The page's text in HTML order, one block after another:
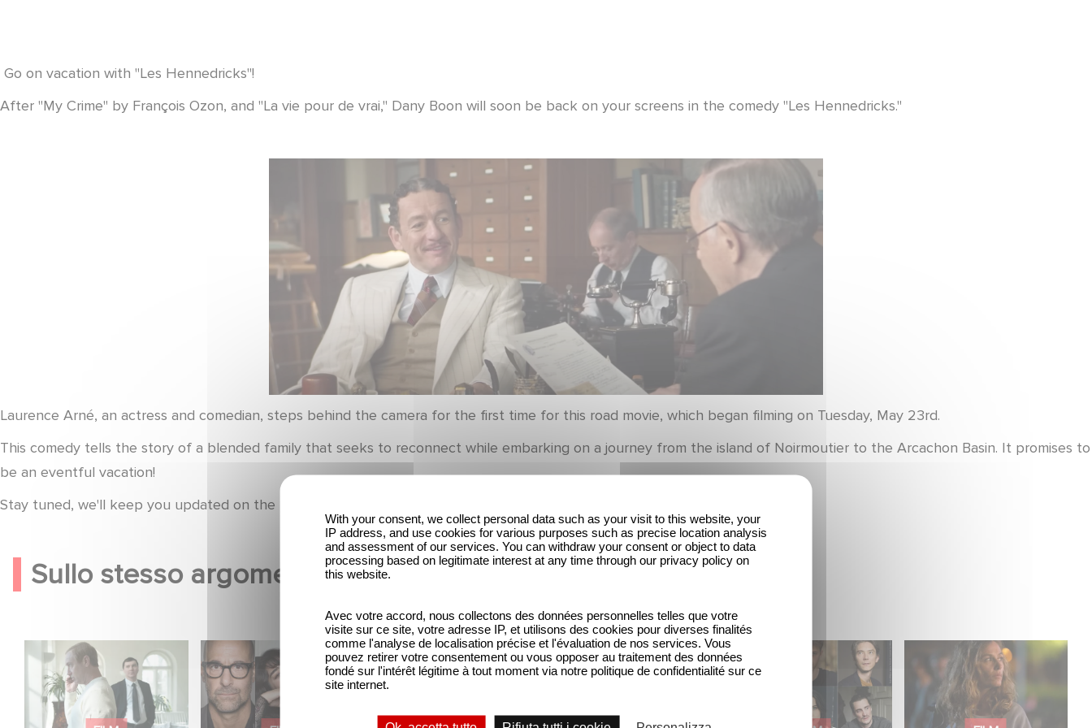
Go on vacation with "Les Hennedricks"!
After "My Crime" by François Ozon, and "La vie pour de vrai," Dany Boon will soon be back on your screens in the comedy "Les Hennedricks."
Laurence Arné, an actress and comedian, steps behind the camera for the first time for this road movie, which began filming on Tuesday, May 23rd.
This comedy tells the story of a blended family that seeks to reconnect while embarking on a journey from the island of Noirmoutier to the Arcachon Basin. It promises to
be an eventful vacation!
Stay tuned, we'll keep you updated on the progress of the filming with the hashtag #LesHennedtricks!
Sullo stesso argomento
Between power,
secrets, and
manipulation, discover
Le riprese di
Masterplan sono
ufficialmente iniziate in
Due film Gaumont in
concorso ufficiale alla
Voice Cast Revealed
for High in the Clouds
Gaumont boards
François Ozon’s
feature adaptation of
The Residence di Yann
Gozlan: selezionato
fuori concorso a
With your consent, we collect personal data such as your visit to this website, your
IP address, and use cookies for various purposes such as precise location analysis
and assessment of our services. You can withdraw your consent or object to data
processing based on legitimate interest at any time through our privacy policy on
this website.
Avec votre accord, nous collectons des données personnelles telles que votre
visite sur ce site, votre adresse IP, et utilisons des cookies pour diverses finalités
comme l'analyse de localisation précise et l'évaluation de nos services. Vous
pouvez retirer votre consentement ou vous opposer au traitement des données
fondé sur l'intérêt légitime à tout moment via notre politique de confidentialité sur ce
site internet.